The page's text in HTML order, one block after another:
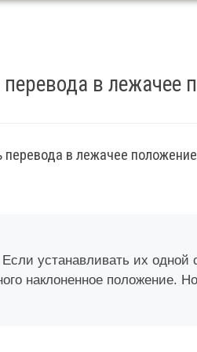
в лежачее
в лежачее
устанавливать их одной
наклоненное положение.